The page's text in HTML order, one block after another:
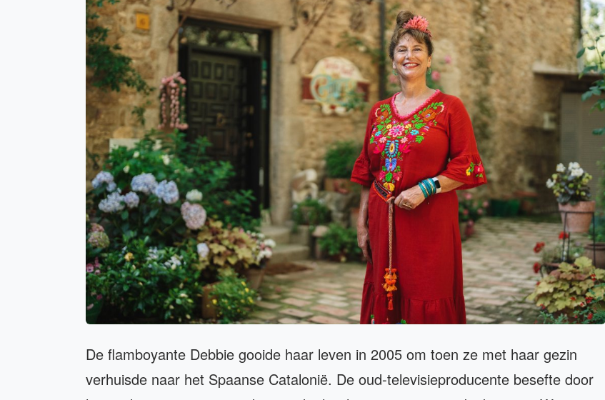
De flamboyante Debbie gooide haar leven in 2005 om toen ze met haar gezin
verhuisde naar het Spaanse Catalonië. De oud-televisieproducente besefte door